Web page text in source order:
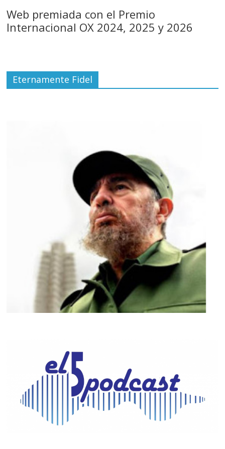
Web premiada con el Premio
Internacional OX 2024, 2025 y 2026
Eternamente Fidel